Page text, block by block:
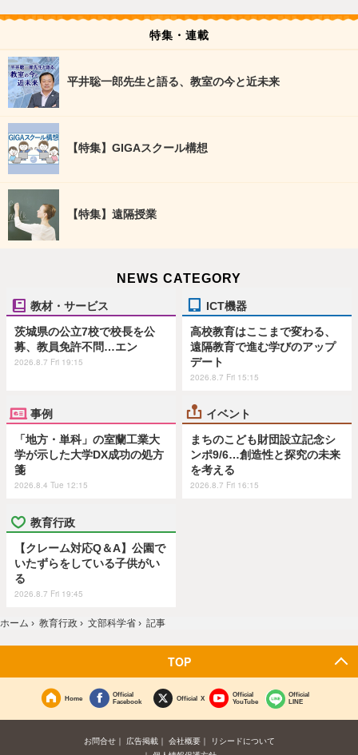
特集・連載
平井聡一郎先生と語る、教室の今と近未来
【特集】GIGAスクール構想
【特集】遠隔授業
NEWS CATEGORY
教材・サービス
茨城県の公立7校で校長を公
募、教員免許不問…エン
2026.8.7 Fri 19:15
ICT機器
高校教育はここまで変わる、
遠隔教育で進む学びのアップ
デート
2026.8.7 Fri 15:15
事例
「地方・単科」の室蘭工業大
学が示した大学DX成功の処方
箋
2026.8.4 Tue 12:15
イベント
まちのこども財団設立記念シ
ンポ9/6…創造性と探究の未来
を考える
2026.8.7 Fri 16:15
教育行政
【クレーム対応Q＆A】公園で
いたずらをしている子供がい
る
2026.8.7 Fri 19:45
ホーム › 教育行政 › 文部科学省 › 記事
TOP
Home
Official
Facebook
Official X
Official
YouTube
Official
LINE
お問合せ 広告掲載 会社概要
リシードについて